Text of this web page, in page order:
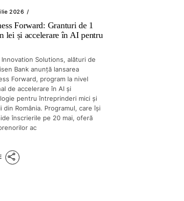
2026
Forward: Granturi de 1
lei și accelerare în AI pentru
Innovation Solutions, alături de
Bank anunță lansarea
Forward, program la nivel
de accelerare în AI și
pentru întreprinderi mici și
din România. Programul, care își
înscrierile pe 20 mai, oferă
ac